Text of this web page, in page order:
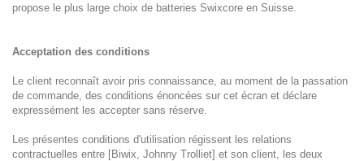
propose le plus large choix de batteries Swixcore en Suisse.
Acceptation des conditions
Le client reconnaît avoir pris connaissance, au moment de la passation
de commande, des conditions énoncées sur cet écran et déclare
expressément les accepter sans réserve.
Les présentes conditions d'utilisation régissent les relations
contractuelles entre [Biwix, Johnny Trolliet] et son client, les deux